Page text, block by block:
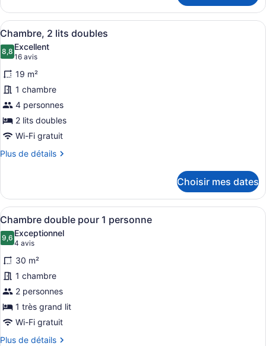
Floor
(Partial
Ocean
View)
Port
Building,
King
Room,
2nd
Floor
(Partial
Ocean
View)
Afficher
toutes
les
photos
pour
ce
type
de
chambre :
Chambre,
doubles
Literie de qualité, coffre-fort pour
7
Chambre, 2 lits doubles
8,88,8 sur 10
Excellent
16 avis
(16 avis)
19 m²
1 chambre
4 personnes
2 lits doubles
Wi-Fi gratuit
Plus de détails
Plus
Chambre,
lits
doubles
Choisir mes dates
Afficher
toutes
les
photos
pour
ce
type
de
chambre :
Chambre
Une chambre d’hôtel avec un
5
Chambre double pour 1 personne
9,69,6 sur 10
Exceptionnel
4 avis
(4 avis)
30 m²
1 chambre
2 personnes
1 très grand lit
Wi-Fi gratuit
Plus de détails
Plus